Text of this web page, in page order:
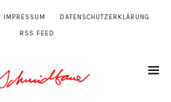
IMPRESSUM DATENSCHUTZERKLÄRUNG
RSS FEED